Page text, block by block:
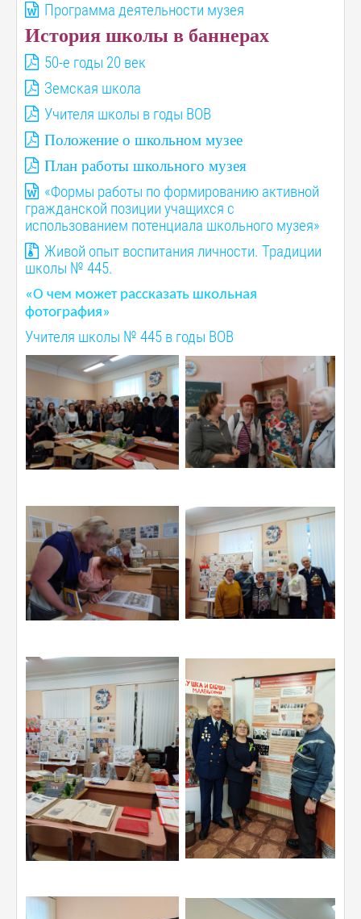
Программа деятельности музея
История школы в баннерах
50-е годы 20 век
Земская школа
Учителя школы в годы ВОВ
Положение о школьном музее
План работы школьного музея
«Формы работы по формированию активной
гражданской позиции учащихся с
использованием потенциала школьного музея»
Живой опыт воспитания личности. Традиции
школы № 445.
«О чем может рассказать школьная
фотография»
Учителя школы № 445 в годы ВОВ